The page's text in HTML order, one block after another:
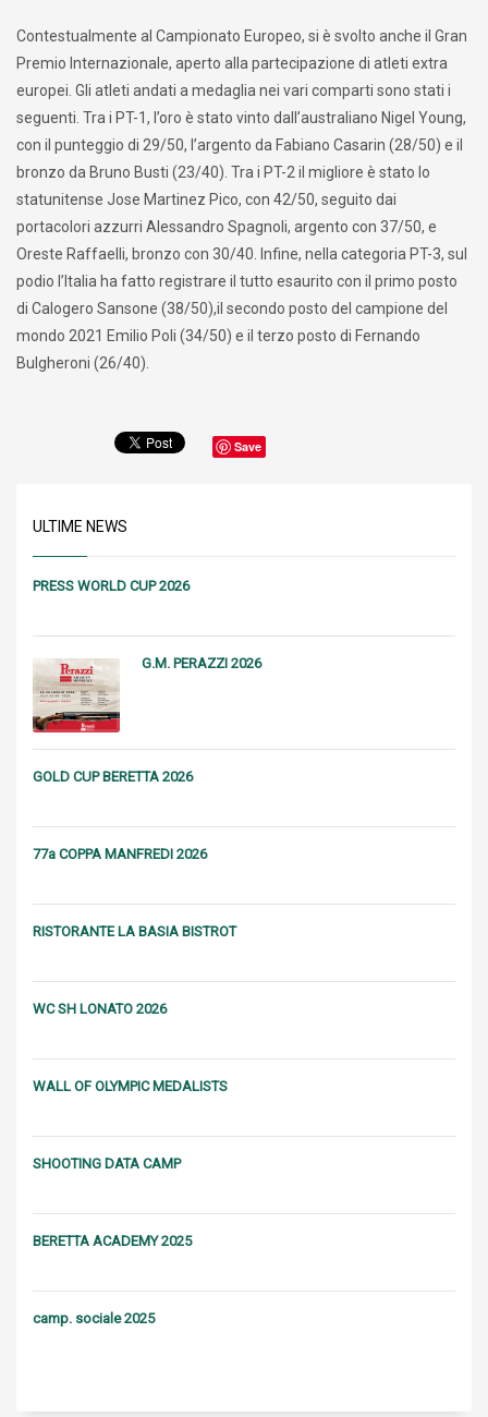
Contestualmente al Campionato Europeo, si è svolto anche il Gran
Premio Internazionale, aperto alla partecipazione di atleti extra
europei. Gli atleti andati a medaglia nei vari comparti sono stati i
seguenti. Tra i PT-1, l’oro è stato vinto dall’australiano Nigel Young,
con il punteggio di 29/50, l’argento da Fabiano Casarin (28/50) e il
bronzo da Bruno Busti (23/40). Tra i PT-2 il migliore è stato lo
statunitense Jose Martinez Pico, con 42/50, seguito dai
portacolori azzurri Alessandro Spagnoli, argento con 37/50, e
Oreste Raffaelli, bronzo con 30/40. Infine, nella categoria PT-3, sul
podio l’Italia ha fatto registrare il tutto esaurito con il primo posto
di Calogero Sansone (38/50),il secondo posto del campione del
mondo 2021 Emilio Poli (34/50) e il terzo posto di Fernando
Bulgheroni (26/40).
Save
ULTIME NEWS
PRESS WORLD CUP 2026
G.M. PERAZZI 2026
GOLD CUP BERETTA 2026
77a COPPA MANFREDI 2026
RISTORANTE LA BASIA BISTROT
WC SH LONATO 2026
WALL OF OLYMPIC MEDALISTS
SHOOTING DATA CAMP
BERETTA ACADEMY 2025
camp. sociale 2025